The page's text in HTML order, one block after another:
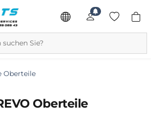
Sie?
Oberteile
Oberteile